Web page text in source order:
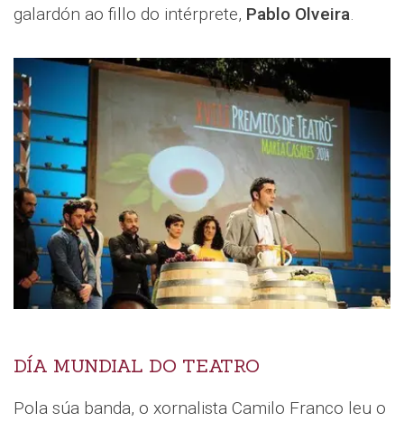
galardón ao fillo do intérprete, Pablo Olveira.
DÍA MUNDIAL DO TEATRO
Pola súa banda, o xornalista Camilo Franco leu o